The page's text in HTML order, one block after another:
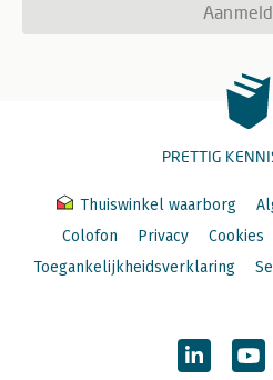
PRETTIG
Thuiswinkel waarborg
Colofon
Privacy Cookies
Toegankelijkheidsverklaring